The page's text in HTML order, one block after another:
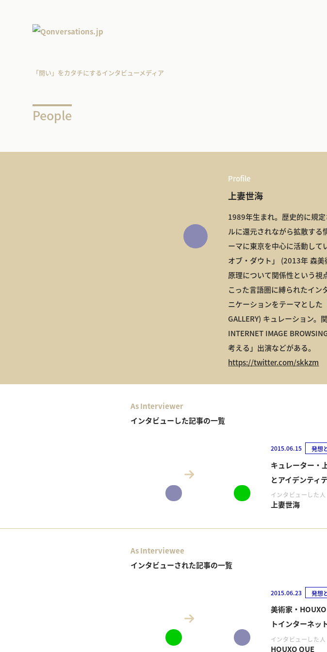
「問い」をカタチにするインタビューメディア
People
Profile
上妻世海
1989年生まれ。歴史的に規
ルに還元されながら拡散する
ーマに東京を中心に活動して
オブ・ダウト」 (2013年 森
原理について関係性という
こった言語圏に縛られたイン
ニケーションをテーマとし
GALLERY) キュレーション。
INTERNET IMAGE
考える」出演などがある。
https://twitter.com/skkzm
As Interviewer
インタビューした記事の一覧
2015.06.15 発想
キュレーター・
とアイデンティ
インタビューした人
上妻世海
As Interviewee
インタビューされた記事の一覧
2015.06.23 発想
美術家・
トインターネッ
インタビューした人
HOUXO QUE